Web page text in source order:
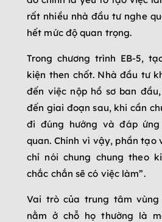
rất nhiều nhà đầu tư nghe
hết mức độ quan trọng.
Trong chương trình EB-5,
kiện then chốt. Nhà đầu tư
đến việc nộp hồ sơ ban
đến giai đoạn sau, khi cần
đi đúng hướng và đáp
quan. Chính vì vậy, phần tạo
chỉ nói chung chung theo
chắc chắn sẽ có việc làm”.
Vai trò của trung tâm vùng
nằm ở chỗ họ thường là